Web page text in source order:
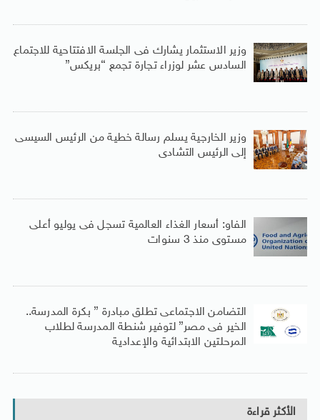
وزير الاستثمار يشارك فى الجلسة الافتتاحية للاجتماع
السادس عشر لوزراء تجارة تجمع “بريكس”
وزير الخارجية يسلم رسالة خطية من الرئيس السيسى
إلى الرئيس التشادى
الفاو: أسعار الغذاء العالمية تسجل فى يوليو أعلى
مستوى منذ 3 سنوات
التضامن الاجتماعى تطلق مبادرة ” بكرة المدرسة..
الخير فى مصر” لتوفير شنطة المدرسة لطلاب
المرحلتين الابتدائية والإعدادية
الأكثر قراءة